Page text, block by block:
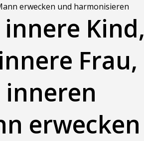
erwecken und harmonisieren
innere Kind,
Frau,
inneren
erwecken